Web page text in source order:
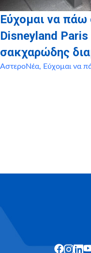
Εύχομαι να πάω
Disneyland Paris
σακχαρώδης
ΑστεροΝέα, Εύχομαι να